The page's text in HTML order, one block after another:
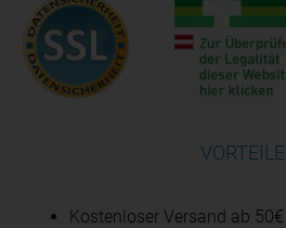
VORTEILE
Kostenloser Versand ab 50€